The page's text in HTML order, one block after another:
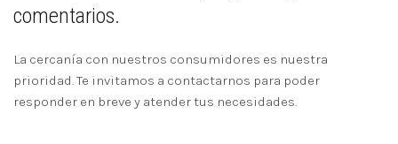
comentarios.
La cercanía con nuestros consumidores es nuestra
prioridad. Te invitamos a contactarnos para poder
responder en breve y atender tus necesidades.